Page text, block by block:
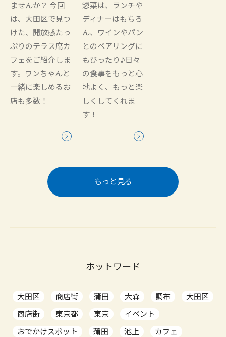
ませんか？ 今回
は、大田区で見つ
けた、開放感たっ
ぷりのテラス席カ
フェをご紹介しま
す。ワンちゃんと
一緒に楽しめるお
店も多数！
惣菜は、ランチや
ディナーはもちろ
ん、ワインやパン
とのペアリングに
もぴったり♪日々
の食事をもっと心
地よく、もっと楽
しくしてくれま
す！
もっと見る
ホットワード
大田区 商店街 蒲田 大森 調布
大田区
商店街
東京都 東京
イベント
おでかけスポット
蒲田 池上
カフェ